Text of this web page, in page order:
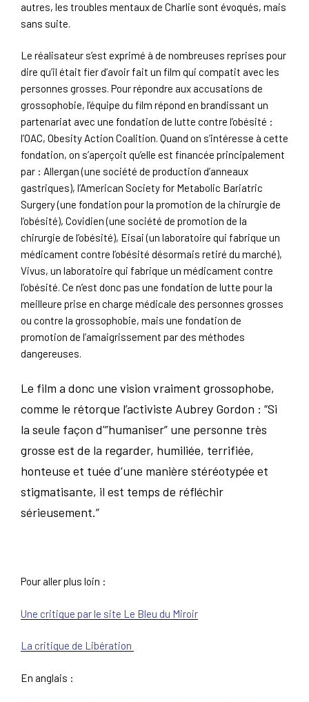
autres, les troubles mentaux de Charlie sont évoqués, mais
sans suite.
Le réalisateur s’est exprimé à de nombreuses reprises pour
dire qu’il était fier d’avoir fait un film qui compatit avec les
personnes grosses. Pour répondre aux accusations de
grossophobie, l’équipe du film répond en brandissant un
partenariat avec une fondation de lutte contre l’obésité :
l’OAC, Obesity Action Coalition. Quand on s’intéresse à cette
fondation, on s’aperçoit qu’elle est financée principalement
par : Allergan (une société de production d’anneaux
gastriques), l’American Society for Metabolic Bariatric
Surgery (une fondation pour la promotion de la chirurgie de
l’obésité), Covidien (une société de promotion de la
chirurgie de l’obésité), Eisai (un laboratoire qui fabrique un
médicament contre l’obésité désormais retiré du marché),
Vivus, un laboratoire qui fabrique un médicament contre
l’obésité. Ce n’est donc pas une fondation de lutte pour la
meilleure prise en charge médicale des personnes grosses
ou contre la grossophobie, mais une fondation de
promotion de l’amaigrissement par des méthodes
dangereuses.
Le film a donc une vision vraiment grossophobe,
comme le rétorque l’activiste Aubrey Gordon : “Si
la seule façon d'”humaniser” une personne très
grosse est de la regarder, humiliée, terrifiée,
honteuse et tuée d’une manière stéréotypée et
stigmatisante, il est temps de réfléchir
sérieusement.”
Pour aller plus loin :
Une critique par le site Le Bleu du Miroir
La critique de Libération
En anglais :